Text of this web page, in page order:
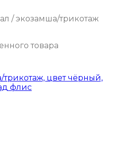
/ экозамша/трикотаж
товара